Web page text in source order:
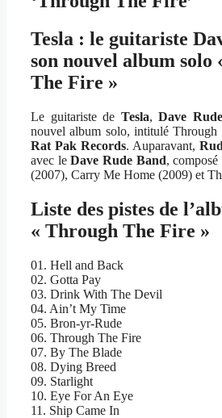
Tesla : le guitariste
son nouvel album solo
The Fire »
Le guitariste de Tesla,Dave Rude
nouvel album solo, intitulé
Rat Pak Records. Auparavant,
avec leDave Rude Band,
(2007), Carry Me Home (2009) et
Liste des pistes de
« Through The Fire »
01. Hell and Back
02. Gotta Pay
03. Drink With The Devil
04. Ain’t My Time
05. Bron-yr-Rude
06. Through The Fire
07. By The Blade
08. Dying Breed
09. Starlight
10. Eye For An Eye
11. Ship Came In